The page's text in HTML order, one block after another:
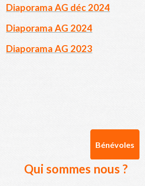
Diaporama AG déc 2024
Diaporama AG 2024
Diaporama AG 2023
Bénévoles
Qui sommes nous ?